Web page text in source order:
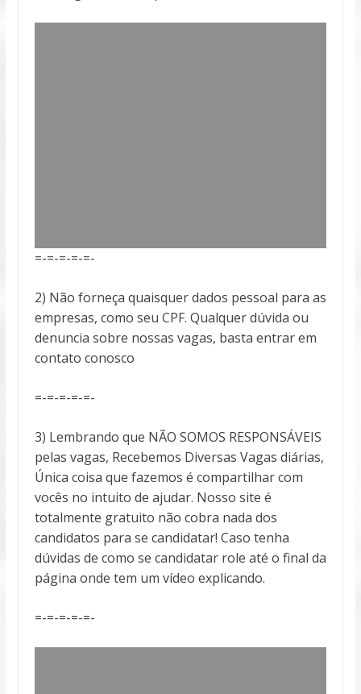
=-=-=-=-=-
2) Não forneça quaisquer dados pessoal para as
empresas, como seu CPF. Qualquer dúvida ou
denuncia sobre nossas vagas, basta entrar em
contato conosco
=-=-=-=-=-
3) Lembrando que NÃO SOMOS RESPONSÁVEIS
pelas vagas, Recebemos Diversas Vagas diárias,
Única coisa que fazemos é compartilhar com
vocês no intuito de ajudar. Nosso site é
totalmente gratuito não cobra nada dos
candidatos para se candidatar! Caso tenha
dúvidas de como se candidatar role até o final da
página onde tem um vídeo explicando.
=-=-=-=-=-